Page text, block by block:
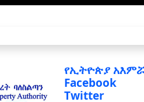
የኢትዮጵያ
Facebook
Twitter